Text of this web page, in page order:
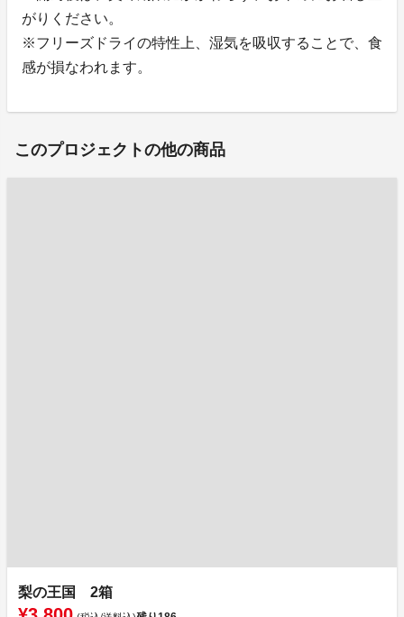
がりください。
※フリーズドライの特性上、湿気を吸収することで、食
感が損なわれます。
このプロジェクトの他の商品
梨の王国 2箱